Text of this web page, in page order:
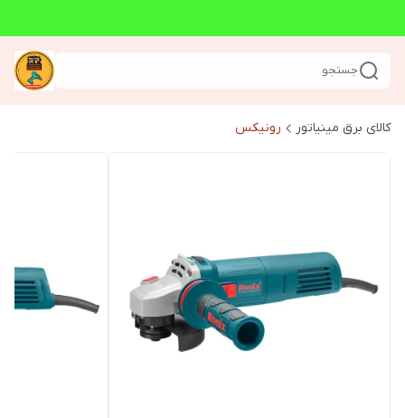
جستجو
کالای برق مینیاتور رونیکس